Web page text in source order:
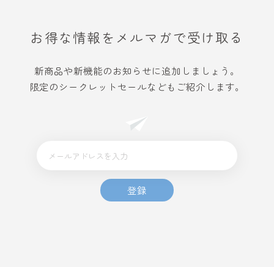
お得な情報をメルマガで受け取る
新商品や新機能のお知らせに追加しましょう。
限定のシークレットセールなどもご紹介します。
登録